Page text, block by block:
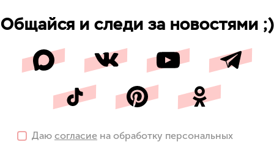
Общайся и следи за новостями ;)
Даю согласие на обработку персональных